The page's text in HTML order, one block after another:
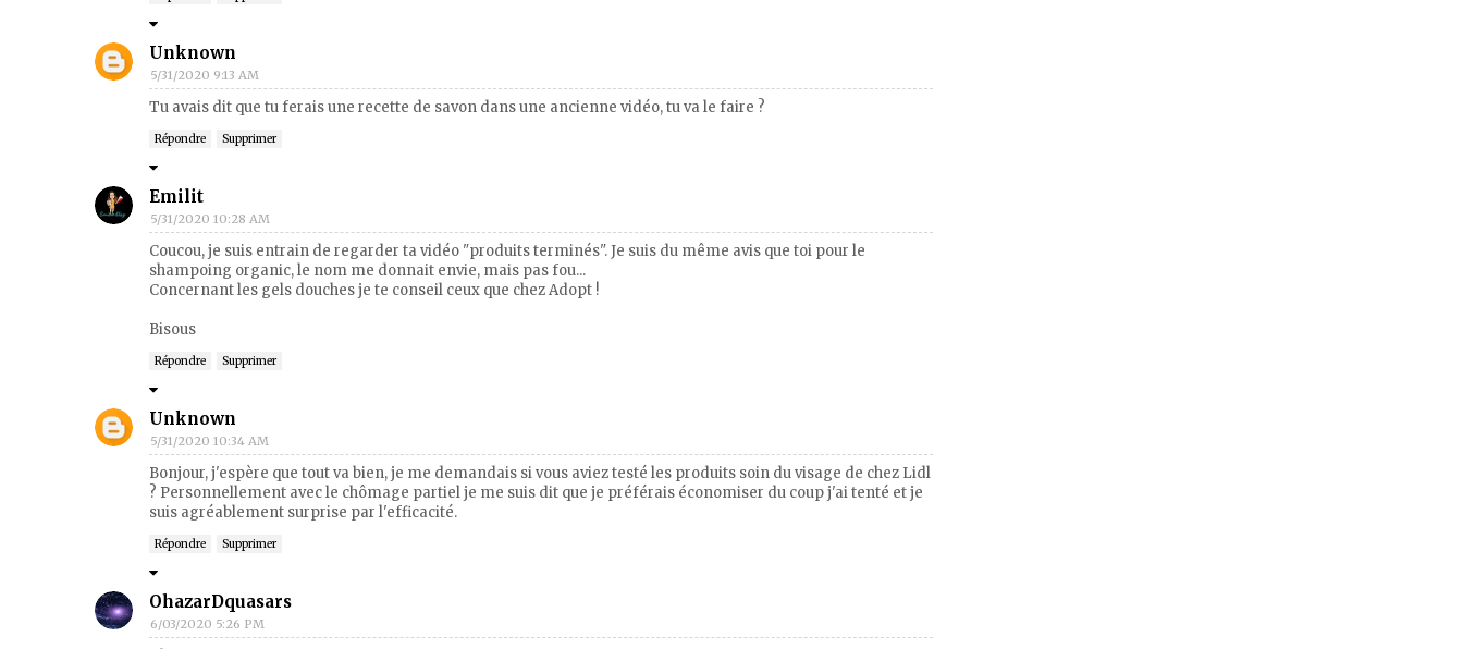
Unknown
5/31/2020 9:13 AM
Tu avais dit que tu ferais une recette de savon dans une ancienne vidéo, tu va le faire ?
Répondre Supprimer
Emilit
5/31/2020 10:28 AM
Coucou, je suis entrain de regarder ta vidéo "produits terminés". Je suis du même avis que toi pour le
shampoing organic, le nom me donnait envie, mais pas fou...
Concernant les gels douches je te conseil ceux que chez Adopt !
Bisous
Répondre Supprimer
Unknown
5/31/2020 10:34 AM
Bonjour, j'espère que tout va bien, je me demandais si vous aviez testé les produits soin du visage de chez Lidl
? Personnellement avec le chômage partiel je me suis dit que je préférais économiser du coup j'ai tenté et je
suis agréablement surprise par l'efficacité.
Répondre Supprimer
OhazarDquasars
6/03/2020 5:26 PM